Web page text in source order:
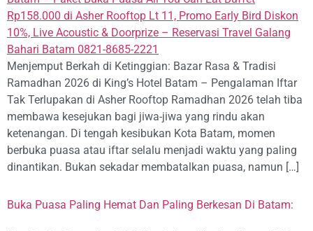
Menjemput Berkah di Ketinggian: Bazar Rasa & Tradisi
Ramadhan 2026 di King’s Hotel Batam – Pengalaman Iftar
Tak Terlupakan di Asher Rooftop Ramadhan 2026 telah tiba
membawa kesejukan bagi jiwa-jiwa yang rindu akan
ketenangan. Di tengah kesibukan Kota Batam, momen
berbuka puasa atau iftar selalu menjadi waktu yang paling
dinantikan. Bukan sekadar membatalkan puasa, namun […]
Buka Puasa Paling Hemat Dan Paling Berkesan Di Batam: